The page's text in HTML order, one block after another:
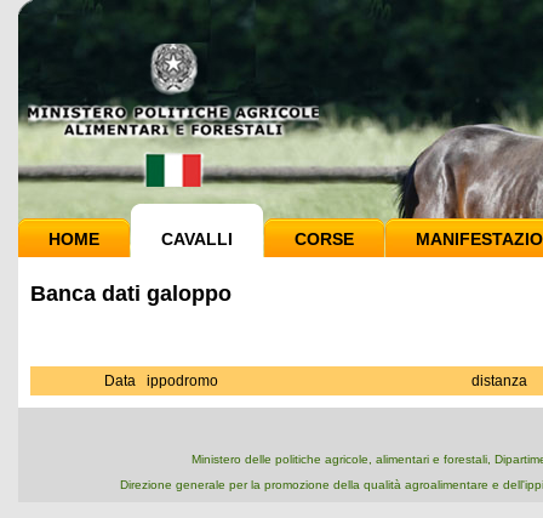
HOME CAVALLI CORSE
Banca dati galoppo
Data ippodromo distanza
Ministero delle politiche agricole, alimentari e forestali,
Direzione generale per la promozione della qualità agroalimentare e